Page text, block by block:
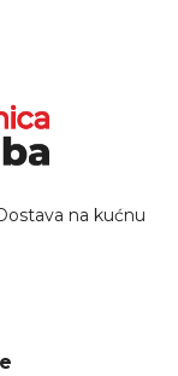
na kućnu